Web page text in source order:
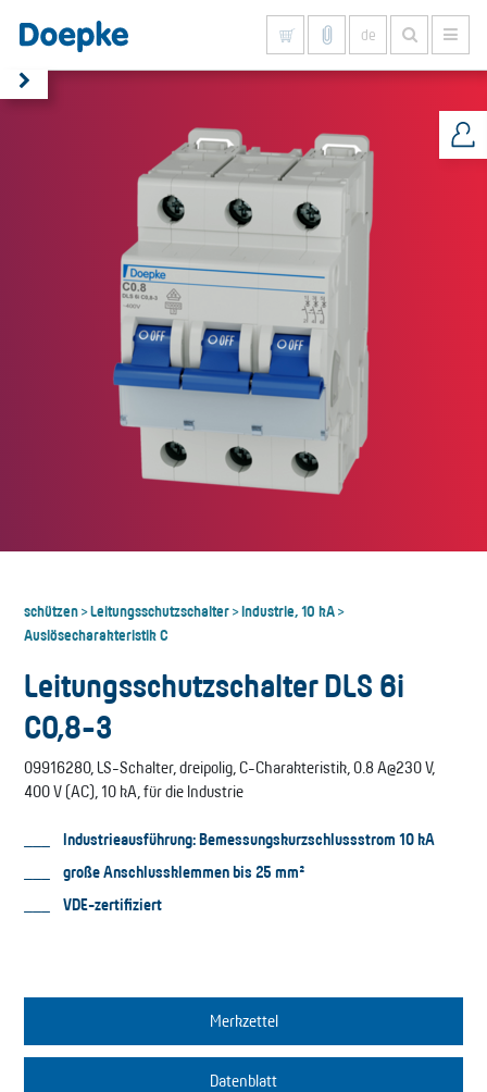
de
schützen>Leitungsschutzschalter>Industrie, 10 kA>
Auslösecharakteristik C
Leitungsschutzschalter DLS 6i
C0,8-3
09916280, LS-Schalter, dreipolig, C-Charakteristik, 0.8 A@230 V,
400 V (AC), 10 kA, für die Industrie
Industrieausführung: Bemessungskurzschlussstrom 10 kA
große Anschlussklemmen bis 25 mm²
VDE-zertifiziert
Merkzettel
Datenblatt